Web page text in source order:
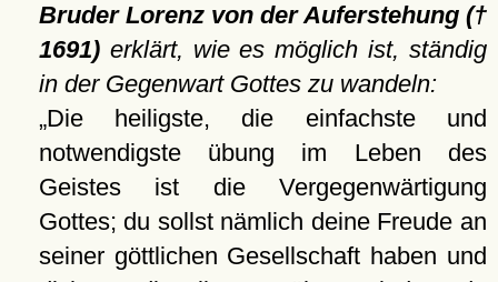
Bruder Lorenz von der Auferstehung (†
1691)erklärt, wie es möglich ist, ständig
in der Gegenwart Gottes zu wandeln:
Die heiligste, die einfachste und
notwendigste übung im Leben des
Geistes ist die Vergegenwärtigung
Gottes; du sollst nämlich deine Freude an
seiner göttlichen Gesellschaft haben und